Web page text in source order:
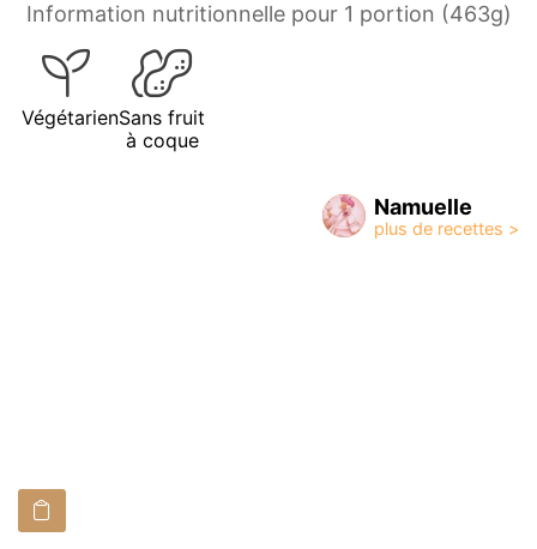
Information nutritionnelle pour 1 portion (463g)
VégétarienSans fruit
à coque
Namuelle